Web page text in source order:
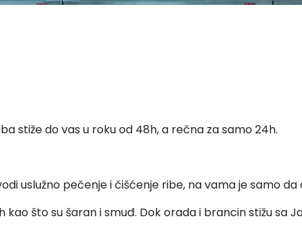
stiže do vas u roku od 48h, a rečna za samo 24h.
uslužno pečenje i čišćenje ribe, na vama je samo
što su šaran i smuđ. Dok orada i brancin stižu sa